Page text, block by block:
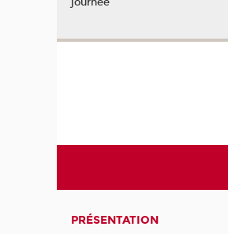
PRÉSENTATION